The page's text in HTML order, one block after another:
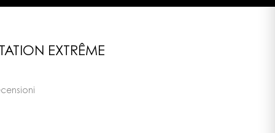
EXTRÊME